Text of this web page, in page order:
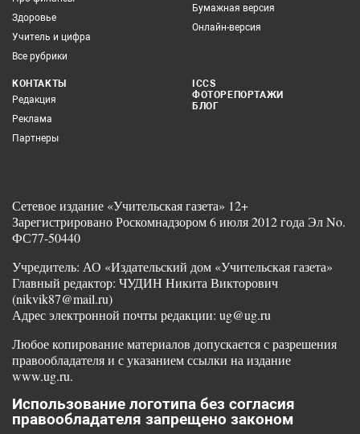
Здоровье
Учитель и цифра
Все рубрики
Бумажная версия
Онлайн-версия
КОНТАКТЫ
Редакция
Реклама
Партнеры
ICCS
ФОТОРЕПОРТАЖИ
БЛОГ
Сетевое издание «Учительская газета» 12+
Зарегистрировано Роскомнадзором 6 июля 2012 года Эл No.
ФС77-50440
Учредитель: АО «Издательский дом «Учительская газета»
Главный редактор: ЧУДИН Никита Викторович
(nikvik87@mail.ru)
Адрес электронной почты редакции: ug@ug.ru
Любое копирование материалов допускается с разрешения
правообладателя и с указанием ссылки на издание
www.ug.ru.
Использование логотипа без согласия
правообладателя запрещено законом